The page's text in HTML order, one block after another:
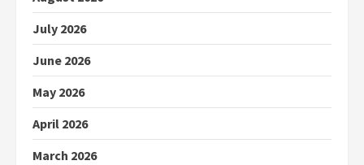
July 2026
June 2026
May 2026
April 2026
March 2026